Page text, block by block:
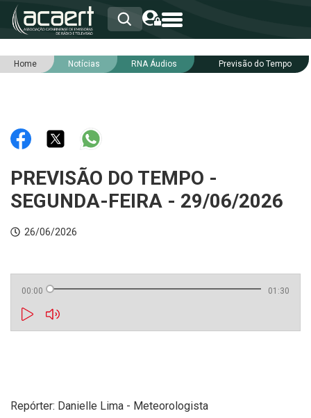
HOME
RNA
NOTÍCIAS
INTEGRIDADE
Home Notícias RNA Áudios Previsão do Tempo
PREVISÃO DO TEMPO -
SEGUNDA-FEIRA - 29/06/2026
26/06/2026
00:00 01:30
Repórter: Danielle Lima - Meteorologista